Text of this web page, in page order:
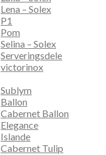
Lena – Solex
P1
Pom
Selina – Solex
Serveringsdele
victorinox
Sublym
Ballon
Cabernet Ballon
Elegance
Islande
Cabernet Tulip